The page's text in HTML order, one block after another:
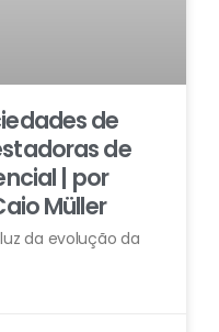
de
de
| por
Müller
da evolução da